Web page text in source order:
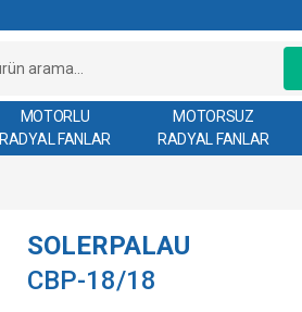
MOTORLU
RADYAL FANLAR
MOTORSUZ
RADYAL FANLAR
SOLERPALAU
CBP-18/18